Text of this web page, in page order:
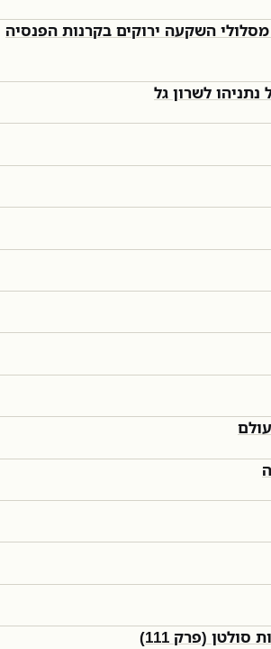
השקעה ירוקים בקרנות הפנסיה
לשרון גל
(פרק 111)